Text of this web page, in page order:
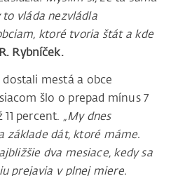
vláda nezvládla
ktoré tvoria štát a kde
R. Rybníček.
mestá a obce
šlo o prepad mínus 7
percent. „My dnes
základe dát, ktoré máme.
dva mesiace, kedy sa
prejavia v plnej miere.